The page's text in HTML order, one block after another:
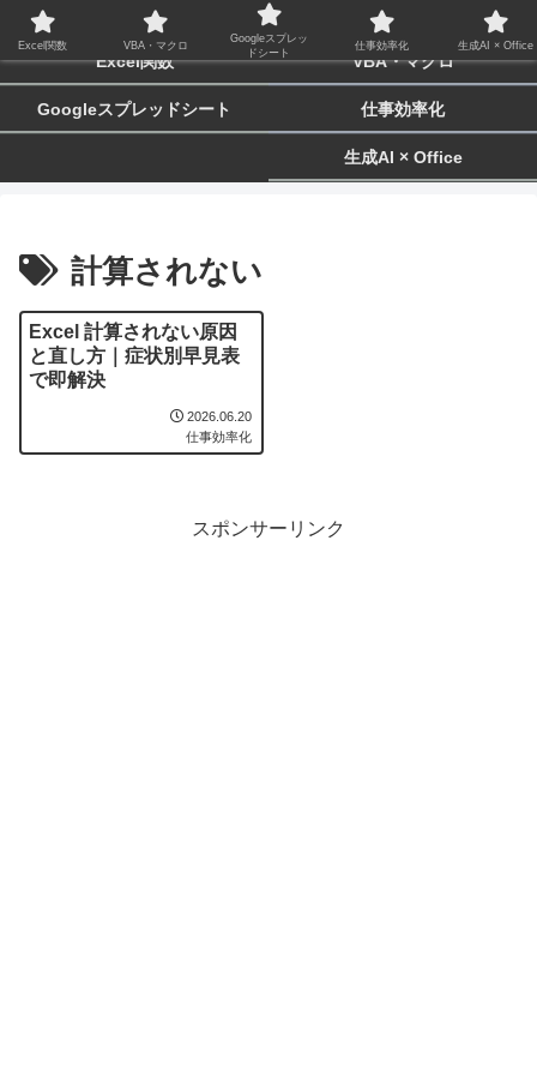
biz-tactics
Excel関数 VBA・マクロ
Googleスプレッドシート 仕事効率化
生成AI × Office
計算されない
Excel 計算されない原因
と直し方｜症状別早見表
で即解決
2026.06.20
仕事効率化
スポンサーリンク
Excel関数 VBA・マクロ
Googleスプレッ
ドシート
仕事効率化 生成AI × Office